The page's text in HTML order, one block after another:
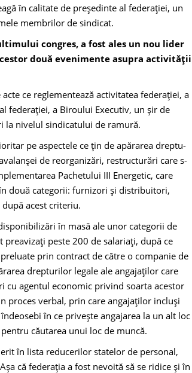
în calitate de preşedinte al federaţiei, un
membrilor de sindicat.
congres, a fost ales un nou lider
două evenimente asupra activităţii
ce regle­mentează activitatea federaţiei, a
federației, a Biroului Executiv, un șir de
la nivelul sindicatu­lui de ramură.
pe as­pectele ce ţin de apărarea dreptu­
de reorganizări, restructurări care s-
Pachetului III Energetic, care
două catego­rii: furnizori şi distribuitori,
acest criteriu.
în masă ale unor categorii de
preavizaţi peste 200 de salariaţi, după ce
prin contract de către o companie de
drepturilor legale ale angajaţilor care
cu agentul economic pri­vind soarta acestor
proces verbal, prin care an­gajaţilor incluşi
în ce priveşte angajarea la un alt loc
căutarea unui loc de muncă.
în lis­ta reducerilor statelor de personal,
că federa­ţia a fost nevoită să se ridice şi în